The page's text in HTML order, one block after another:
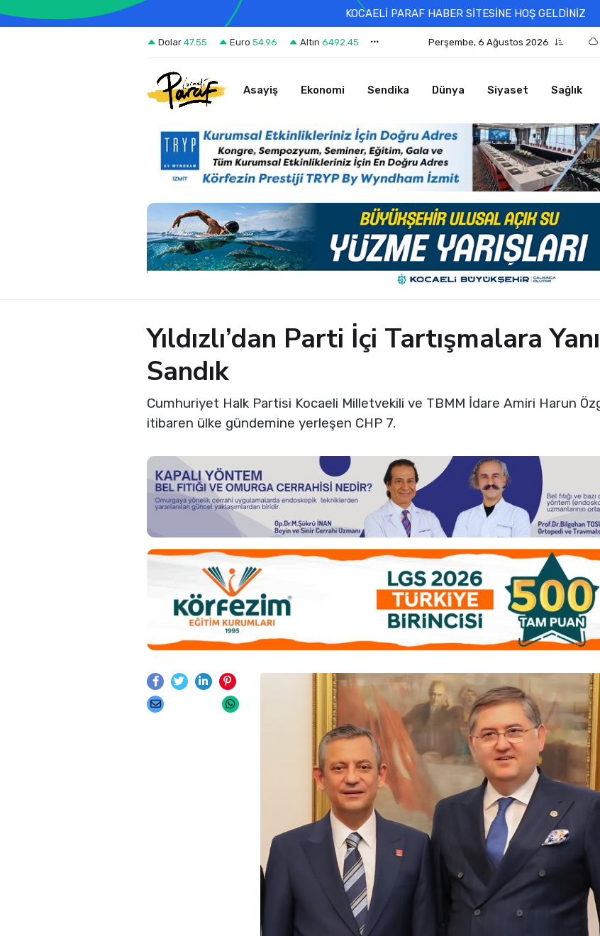
KOCAELİ PARAF HABER SİTESİNE HOŞ GELDİNİZ
Dolar 47.55 Euro 54.96 Altın 6492.45 Perşembe, 6 Ağustos 2026
Asayiş Ekonomi Sendika Dünya Siyaset Sağlık
Yıldızlı’dan Parti İçi Tartışmalara
Sandık
Cumhuriyet Halk Partisi Kocaeli Milletvekili ve TBMM İdare Amiri Harun
itibaren ülke gündemine yerleşen CHP 7.